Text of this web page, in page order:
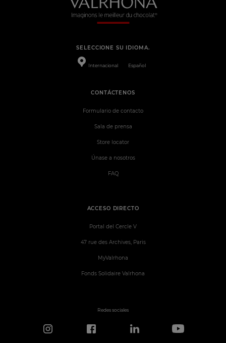
SELECCIONE SU IDIOMA.
Internacional Español
ACCESO DIRECTO
Portal del Cercle V
47 rue des Archives, Paris
MyValrhona
Fonds Solidaire Valrhona
CONTÁCTENOS
Formulario de contacto
Sala de prensa
Store locator
Únase a nosotros
FAQ
Redes sociales